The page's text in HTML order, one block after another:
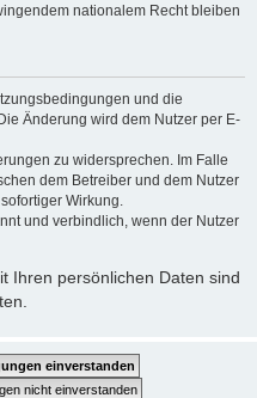
nationalem Recht bleiben
und die
Änderung wird dem Nutzer per E-
zu widersprechen. Im Falle
dem Betreiber und dem Nutzer
Wirkung.
und verbindlich, wenn der Nutzer
Ihren persönlichen Daten sind